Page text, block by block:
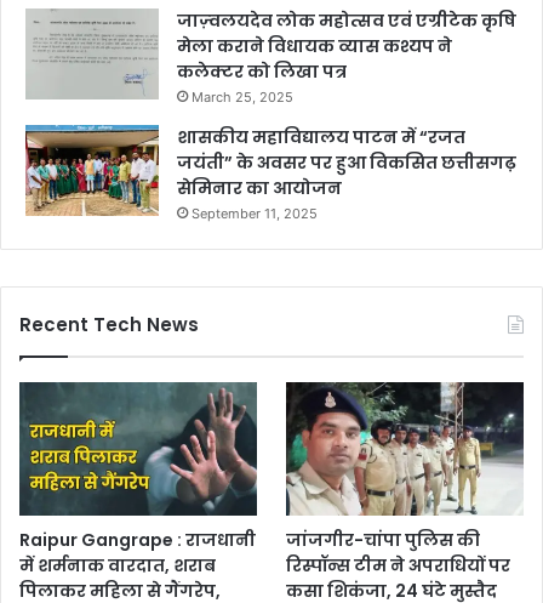
जाज़्वलयदेव लोक महोत्सव एवं एग्रीटेक कृषि
मेला कराने विधायक व्यास कश्यप ने
कलेक्टर को लिखा पत्र
March 25, 2025
शासकीय महाविद्यालय पाटन में “रजत
जयंती” के अवसर पर हुआ विकसित छत्तीसगढ़
सेमिनार का आयोजन
September 11, 2025
Recent Tech News
Raipur Gangrape : राजधानी
में शर्मनाक वारदात, शराब
पिलाकर महिला से गैंगरेप,
जांजगीर-चांपा पुलिस की
रिस्पॉन्स टीम ने अपराधियों पर
कसा शिकंजा, 24 घंटे मुस्तैद